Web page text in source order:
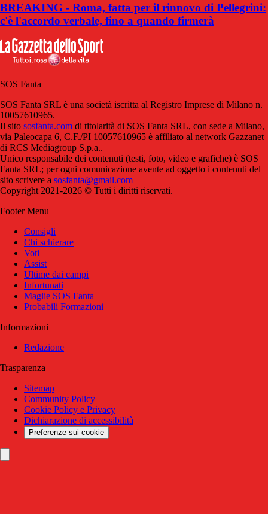
BREAKING - Roma, fatta per il rinnovo di Pellegrini:
c'è l'accordo verbale, fino a quando firmerà
SOS Fanta
SOS Fanta SRL è una società iscritta al Registro Imprese di Milano n.
10057610965.
Il sito sosfanta.com di titolarità di SOS Fanta SRL, con sede a Milano,
via Paleocapa 6, C.F./PI 10057610965 è affiliato al network Gazzanet
di RCS Mediagroup S.p.a..
Unico responsabile dei contenuti (testi, foto, video e grafiche) è SOS
Fanta SRL; per ogni comunicazione avente ad oggetto i contenuti del
sito scrivere a sosfanta@gmail.com
Copyright 2021-2026 © Tutti i diritti riservati.
Footer Menu
Consigli
Chi schierare
Voti
Assist
Ultime dai campi
Infortunati
Maglie SOS Fanta
Probabili Formazioni
Informazioni
Redazione
Trasparenza
Sitemap
Community Policy
Cookie Policy e Privacy
Dichiarazione di accessibilità
Preferenze sui cookie